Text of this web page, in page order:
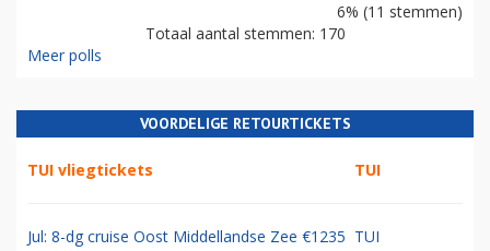
6% (11 stemmen)
Totaal aantal stemmen: 170
Meer polls
VOORDELIGE RETOURTICKETS
TUI vliegtickets TUI
Jul: 8-dg cruise Oost Middellandse Zee €1235 TUI